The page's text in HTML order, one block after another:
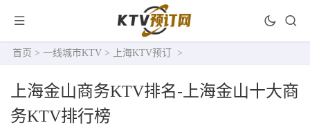
首页 > 一线城市KTV > 上海KTV预订 >
上海金山商务KTV排名-上海金山十大商
务KTV排行榜